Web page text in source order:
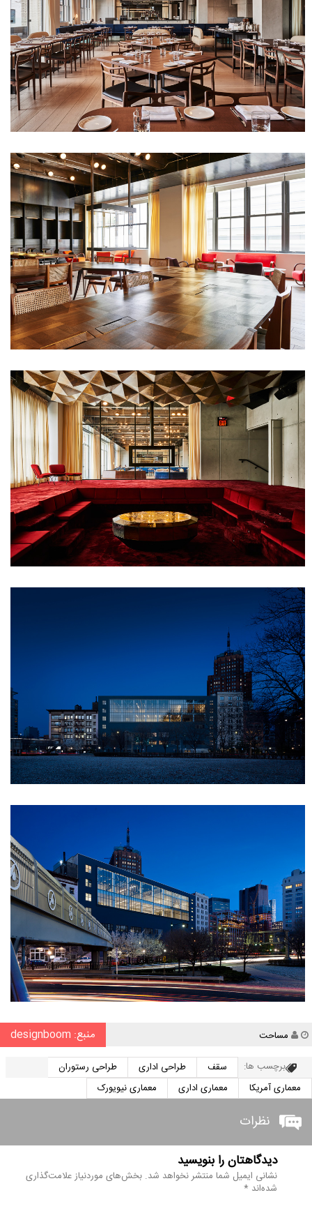
نویسنده
مساحت منبع: designboom
برچسب ها: سقف طراحی اداری
طراحی رستوران
معماری آمریکا
معماری اداری معماری نیویورک
نظرات
دیدگاهتان را بنویسید
نشانی ایمیل شما منتشر نخواهد شد. بخش‌های موردنیاز علامت‌گذاری
شده‌اند *